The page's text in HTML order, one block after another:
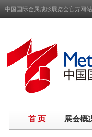
中国国际金属成形展览会官方网站
首 页 展会概